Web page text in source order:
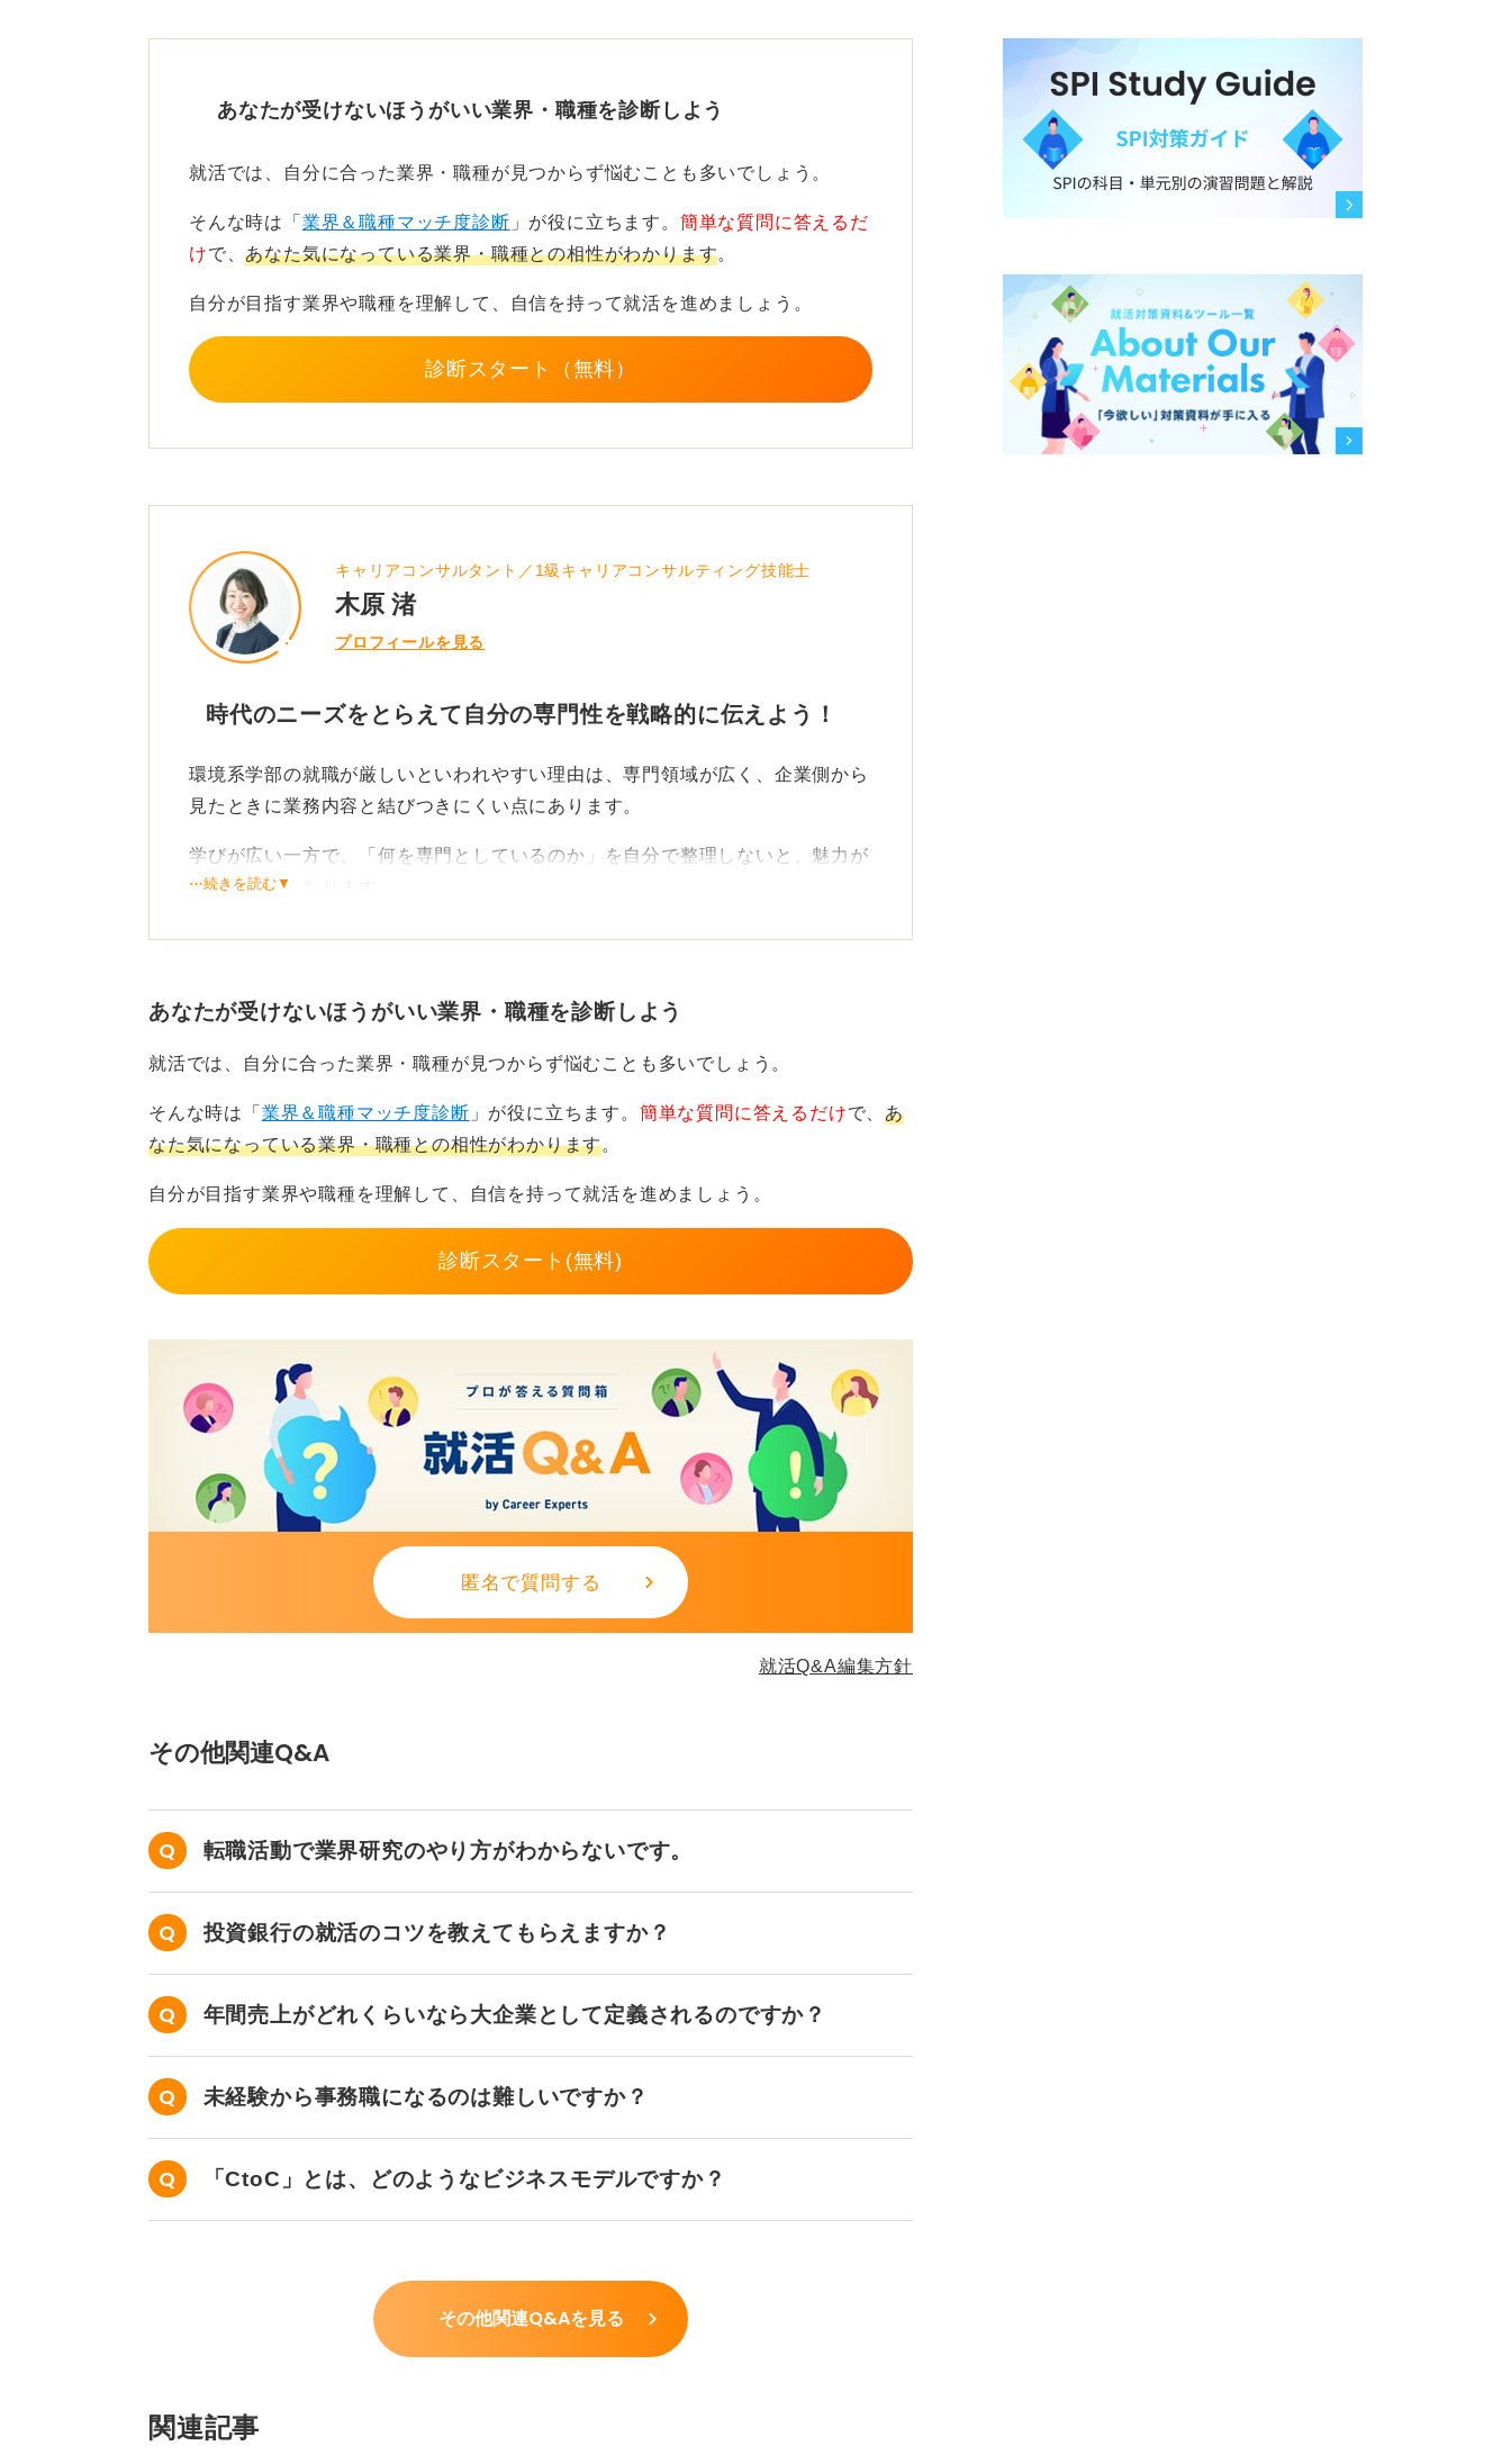
価値向上を提案できる人は、業界を問わず求められています。
製造・商社・金融・ITなど、幅広い業界で環境の知見は必要とされています。
「環境を守りたい」という純粋な想いを、企業の「利益創出やリスク回避」とい
う共通言語に翻訳してアピールすることを意識してみてください。
あなたが受けないほうがいい業界・職種を診断しよう
就活では、自分に合った業界・職種が見つからず悩むことも多いでしょう。
そんな時は「 業界＆職種マッチ度診断 」が役に立ちます。 簡単な質問に答えるだ
けで、あなた気になっている業界・職種との相性がわかります。
自分が目指す業界や職種を理解して、自信を持って就活を進めましょう。
診断スタート（無料）
キャリアコンサルタント／1級キャリアコンサルティング技能士
木原 渚
プロフィールを見る
時代のニーズをとらえて自分の専門性を戦略的に伝えよう！
環境系学部の就職が厳しいといわれやすい理由は、専門領域が広く、企業側から
見たときに業務内容と結びつきにくい点にあります。
学びが広い一方で、「何を専門としているのか」を自分で整理しないと、魅力が
伝わりにくくなります。
ただこれは不利というよりは伝え方の問題であるため、過度に心配する必要はあ
実務に即した具体的な強みをアピールしてチャンスをつかもう
活躍の場は確実に広がっています。
く、データ分析やコストとの両立といった実務視点で語る必要があります。
研究内容を課題解決のプロセスとして言語化し、どの業界でどう役立つかを準備
⋯続きを読む▼
あなたが受けないほうがいい業界・職種を診断しよう
就活では、自分に合った業界・職種が見つからず悩むことも多いでしょう。
そんな時は「 業界＆職種マッチ度診断 」が役に立ちます。 簡単な質問に答えるだけで、あ
なた気になっている業界・職種との相性がわかります。
自分が目指す業界や職種を理解して、自信を持って就活を進めましょう。
診断スタート(無料)
匿名で質問する
就活Q&A編集方針
その他関連Q&A
転職活動で業界研究のやり方がわからないです。
投資銀行の就活のコツを教えてもらえますか？
年間売上がどれくらいなら大企業として定義されるのですか？
未経験から事務職になるのは難しいですか？
「CtoC」とは、どのようなビジネスモデルですか？
その他関連Q&Aを見る
関連記事